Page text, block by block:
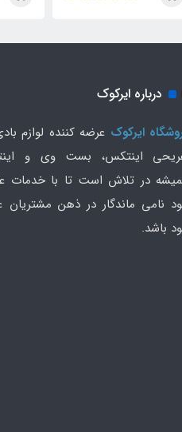
درباره ایرکوک
ایرکوک عرضه کننده لوازم
اینتکس، بست وی و
در تلاش است تا با خدمات
نامی ماندگار در ذهن مشتریان
باشد.